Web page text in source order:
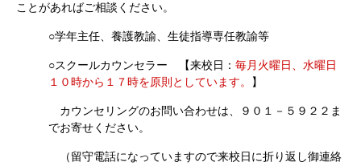
ことがあればご相談ください。
○学年主任、養護教諭、生徒指導専任教諭等
○スクールカウンセラー 【来校日： 毎月火曜日、水曜日
１０時から１７時を原則としています。
】
カウンセリングのお問い合わせは、９０１－５９２２ま
でお寄せください。
（留守電話になっていますので来校日に折り返し御連絡